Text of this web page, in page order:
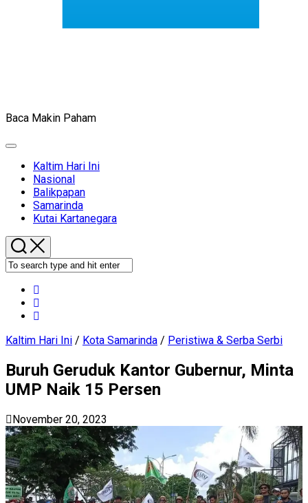
Baca Makin Paham
Expand
Current
Page
Parent
Kaltim Hari Ini
Nasional
Balikpapan
Current
Page
Samarinda
Kutai Kartanegara
Kaltim Hari Ini / Kota Samarinda / Peristiwa & Serba Serbi
Buruh Geruduk Kantor Gubernur, Minta
UMP Naik 15 Persen
November 20, 2023